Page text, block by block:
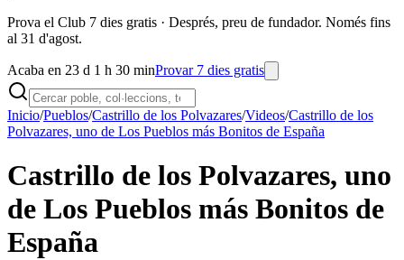
Prova el Club 7 dies gratis · Després, preu de fundador. Només fins
al 31 d'agost.
Acaba en 23 d 1 h 30 minProvar 7 dies gratis
Inicio/Pueblos/Castrillo de los Polvazares/Videos/Castrillo de los
Polvazares, uno de Los Pueblos más Bonitos de España
Castrillo de los Polvazares, uno
de Los Pueblos más Bonitos de
España